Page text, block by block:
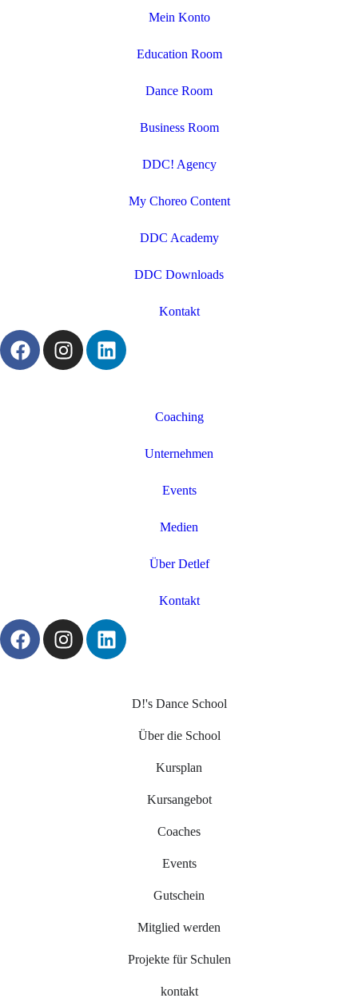
Mein Konto
Education Room
Dance Room
Business Room
DDC! Agency
My Choreo Content
DDC Academy
DDC Downloads
Kontakt
Coaching
Unternehmen
Events
Medien
Über Detlef
Kontakt
D!'s Dance School
Über die School
Kursplan
Kursangebot
Coaches
Events
Gutschein
Mitglied werden
Projekte für Schulen
kontakt